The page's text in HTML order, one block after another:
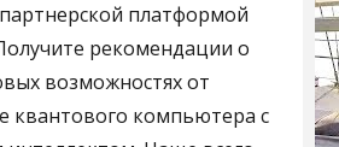
платформой
рекомендации о
возможностях от
квантового компьютера с